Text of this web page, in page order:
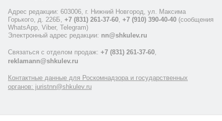
Адрес редакции: 603006, г. Нижний Новгород, ул. Максима
Горького, д. 226Б, +7 (831) 261-37-60, +7 (910) 390-40-40 (сообщения
WhatsApp, Viber, Telegram)
Электронный адрес редакции: nn@shkulev.ru
Связаться с отделом продаж: +7 (831) 261-37-60,
reklamann@shkulev.ru
Контактные данные для Роскомнадзора и государственных
органов: juristnn@shkulev.ru